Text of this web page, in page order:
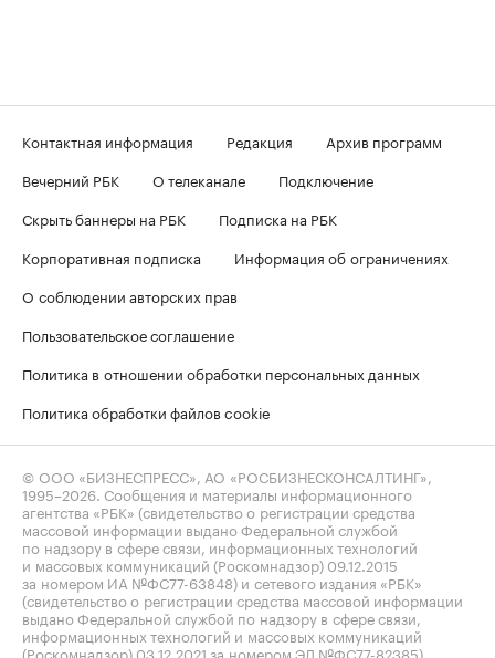
Контактная информация Редакция
Архив программ
Вечерний РБК
О телеканале
Подключение
Скрыть баннеры на РБК
Подписка на РБК
Корпоративная подписка
Информация об ограничениях
О соблюдении авторских прав
Пользовательское соглашение
Политика в отношении обработки персональных данных
Политика обработки файлов cookie
© ООО «БИЗНЕСПРЕСС», АО «РОСБИЗНЕСКОНСАЛТИНГ»,
1995–2026 . Сообщения и материалы информационного
агентства «РБК» (свидетельство о регистрации средства
массовой информации выдано Федеральной службой
по надзору в сфере связи, информационных технологий
и массовых коммуникаций (Роскомнадзор) 09.12.2015
за номером ИА №ФС77-63848) и сетевого издания «РБК»
(свидетельство о регистрации средства массовой информации
выдано Федеральной службой по надзору в сфере связи,
информационных технологий и массовых коммуникаций
(Роскомнадзор) 03.12.2021 за номером ЭЛ №ФС77-82385)